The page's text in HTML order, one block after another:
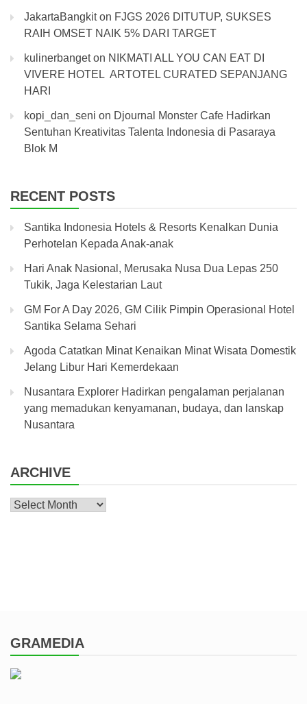
JakartaBangkiton FJGS 2026 DITUTUP, SUKSES
RAIH OMSET NAIK 5% DARI TARGET
kulinerbangeton NIKMATI ALL YOU CAN EAT DI
VIVERE HOTEL ARTOTEL CURATED SEPANJANG
HARI
kopi_dan_seni on Djournal Monster Cafe Hadirkan
Sentuhan Kreativitas Talenta Indonesia di Pasaraya
Blok M
RECENT POSTS
Santika Indonesia Hotels & Resorts Kenalkan Dunia
Perhotelan Kepada Anak-anak
Hari Anak Nasional, Merusaka Nusa Dua Lepas 250
Tukik, Jaga Kelestarian Laut
GM For A Day 2026, GM Cilik Pimpin Operasional Hotel
Santika Selama Sehari
Agoda Catatkan Minat Kenaikan Minat Wisata Domestik
Jelang Libur Hari Kemerdekaan
Nusantara Explorer Hadirkan pengalaman perjalanan
yang memadukan kenyamanan, budaya, dan lanskap
Nusantara
ARCHIVE
Archive
GRAMEDIA